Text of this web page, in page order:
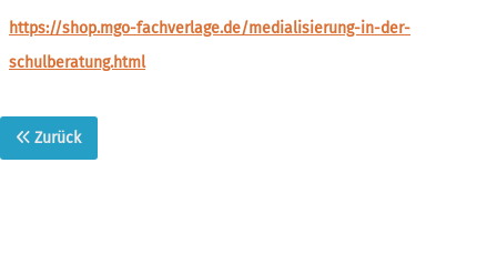
https://shop.mgo-fachverlage.de/medialisierung-in-der-
schulberatung.html
Zurück